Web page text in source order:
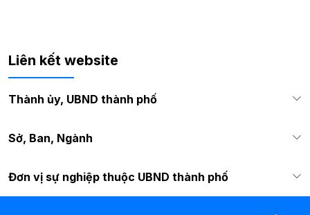
Liên kết website
Thành ủy, UBND thành phố
Sở, Ban, Ngành
Đơn vị sự nghiệp thuộc UBND thành phố